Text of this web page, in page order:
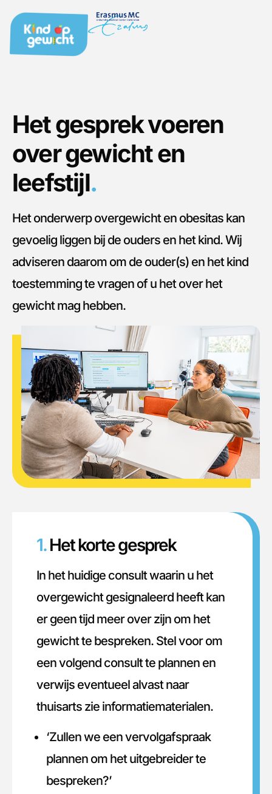
Het gesprek voeren
over gewicht en
leefstijl.
Het onderwerp overgewicht en obesitas kan
gevoelig liggen bij de ouders en het kind. Wij
adviseren daarom om de ouder(s) en het kind
toestemming te vragen of u het over het
gewicht mag hebben.
1.Het korte gesprek
In het huidige consult waarin u het
overgewicht gesignaleerd heeft kan
er geen tijd meer over zijn om het
gewicht te bespreken. Stel voor om
een volgend consult te plannen en
verwijs eventueel alvast naar
thuisarts zie informatiematerialen.
‘Zullen we een vervolgafspraak
plannen om het uitgebreider te
bespreken?’